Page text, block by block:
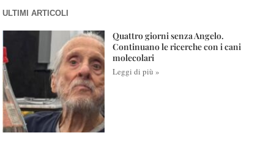
ULTIMI ARTICOLI
Quattro giorni senza Angelo.
Continuano le ricerche con i cani
molecolari
Leggi di più »